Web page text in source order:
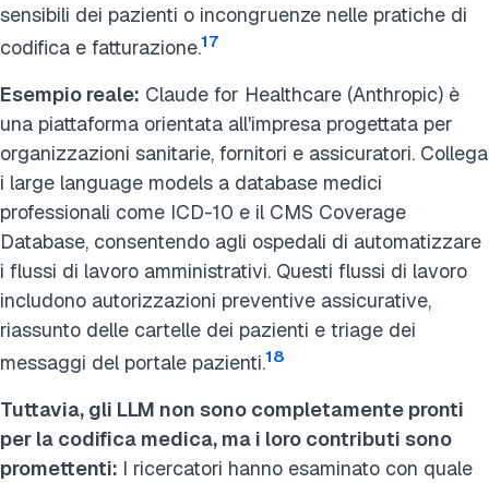
sensibili dei pazienti o incongruenze nelle pratiche di
codifica e fatturazione.17
Esempio reale: Claude for Healthcare (Anthropic) è
una piattaforma orientata all'impresa progettata per
organizzazioni sanitarie, fornitori e assicuratori. Collega
i large language models a database medici
professionali come ICD-10 e il CMS Coverage
Database, consentendo agli ospedali di automatizzare
i flussi di lavoro amministrativi. Questi flussi di lavoro
includono autorizzazioni preventive assicurative,
riassunto delle cartelle dei pazienti e triage dei
messaggi del portale pazienti.18
Tuttavia, gli LLM non sono completamente pronti
per la codifica medica, ma i loro contributi sono
promettenti: I ricercatori hanno esaminato con quale